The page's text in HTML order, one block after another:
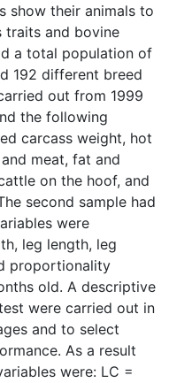
show their animals to
traits and bovine
a total population of
192 different breed
out from 1999
the following
carcass weight, hot
meat, fat and
on the hoof, and
second sample had
were
leg length, leg
proportionality
old. A descriptive
were carried out in
and to select
As a result
were: LC =